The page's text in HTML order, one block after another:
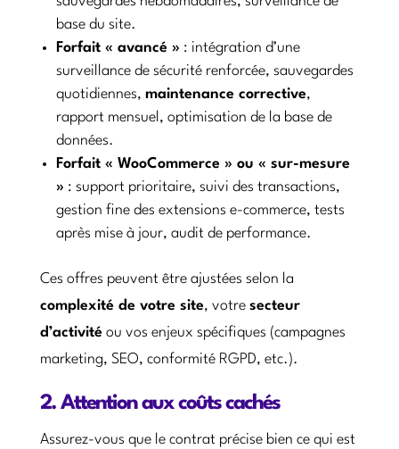
base du site.
Forfait « avancé » : intégration d’une
surveillance de sécurité renforcée, sauvegardes
quotidiennes, maintenance corrective,
rapport mensuel, optimisation de la base de
données.
Forfait « WooCommerce » ou « sur-mesure
» : support prioritaire, suivi des transactions,
gestion fine des extensions e-commerce, tests
après mise à jour, audit de performance.
Ces offres peuvent être ajustées selon la
complexité de votre site, votre secteur
d’activité ou vos enjeux spécifiques (campagnes
marketing, SEO, conformité RGPD, etc.).
2. Attention aux coûts cachés
Assurez-vous que le contrat précise bien ce qui est